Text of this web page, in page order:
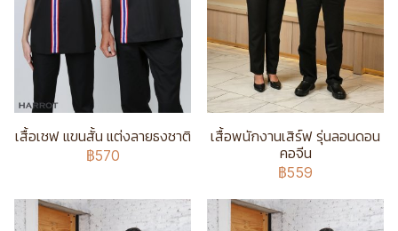
เสื้อเชฟ แขนสั้น แต่งลายธงชาติ
฿570
เสื้อพนักงานเสิร์ฟ รุ่นลอนดอน
คอจีน
฿559